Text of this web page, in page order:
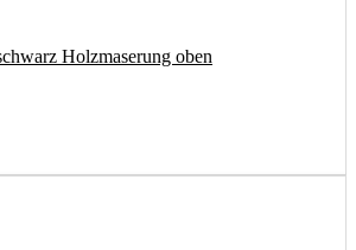
Holzmaserung oben